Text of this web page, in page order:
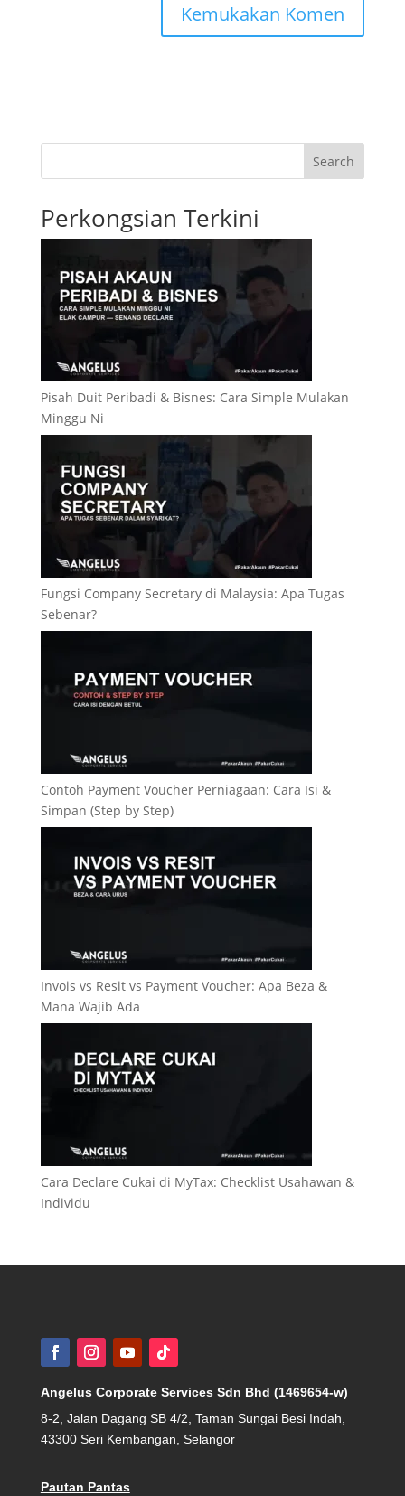
Search
Perkongsian Terkini
Pisah Duit Peribadi & Bisnes: Cara Simple Mulakan
Minggu Ni
Fungsi Company Secretary di Malaysia: Apa Tugas
Sebenar?
Contoh Payment Voucher Perniagaan: Cara Isi &
Simpan (Step by Step)
Invois vs Resit vs Payment Voucher: Apa Beza &
Mana Wajib Ada
Cara Declare Cukai di MyTax: Checklist Usahawan &
Individu
Angelus Corporate Services Sdn Bhd (1469654-w)
8-2, Jalan Dagang SB 4/2, Taman Sungai Besi Indah,
43300 Seri Kembangan, Selangor
Pautan Pantas